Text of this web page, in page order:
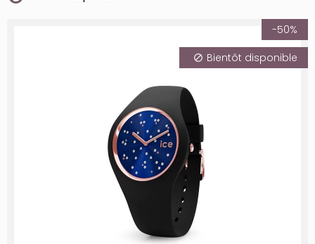
-50%
Bientôt disponible